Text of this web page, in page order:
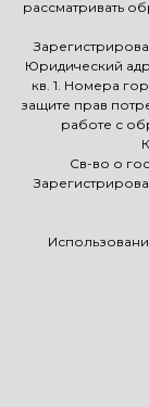
рассматривать
Юридический
кв. 1. Номера
защите прав
работе с
Св-во о